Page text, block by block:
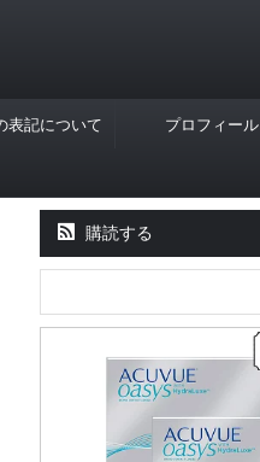
表記について プロフィール
購読する